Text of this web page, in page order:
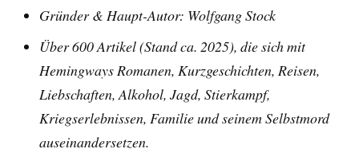
Gründer & Haupt-Autor: Wolfgang Stock
Über 600 Artikel (Stand ca. 2025), die sich mit
Hemingways Romanen, Kurzgeschichten, Reisen,
Liebschaften, Alkohol, Jagd, Stierkampf,
Kriegserlebnissen, Familie und seinem Selbstmord
auseinandersetzen.